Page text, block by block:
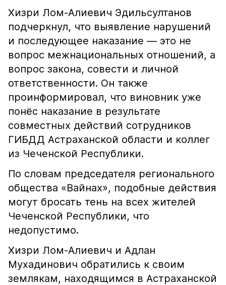
Хизри Лом-Алиевич Эдильсултанов
подчеркнул, что выявление нарушений
и последующее наказание — это не
вопрос межнациональных отношений, а
вопрос закона, совести и личной
ответственности. Он также
проинформировал, что виновник уже
понёс наказание в результате
совместных действий сотрудников
ГИБДД Астраханской области и коллег
из Чеченской Республики.
По словам председателя регионального
общества «Вайнах», подобные действия
могут бросать тень на всех жителей
Чеченской Республики, что
недопустимо.
Хизри Лом-Алиевич и Адлан
Мухадинович обратились к своим
землякам, находящимся в Астраханской